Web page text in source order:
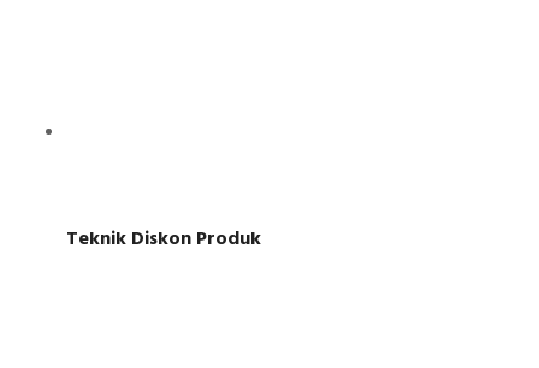
Teknik Diskon Produk